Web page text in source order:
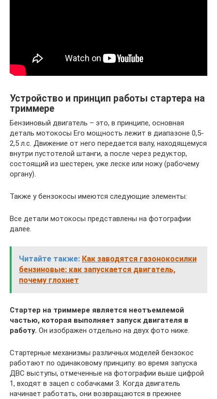
Устройство и принцип работы стартера на
триммере
Бензиновый двигатель – это, в принципе, основная
деталь мотокосы Его мощность лежит в диапазоне 0,5-
2,5 л.с. Движение от него передается валу, находящемуся
внутри пустотелой штанги, а после через редуктор,
состоящий из шестерен, уже леске или ножу (рабочему
органу).
Также у бензокосы имеются следующие элементы:
Все детали мотокосы представлены на фотографии
далее.
Читайте также: Как заводятся газонокосилки
бензиновые: как запускается двигатель,
почему глохнет
Стартер на триммере является неотъемлемой
частью, которая выполняет запуск двигателя в
работу. Он изображен отдельно на двух фото ниже.
Стартерные механизмы различных моделей бензокос
работают по одинаковому принципу: во время запуска
ДВС выступы, отмеченные на фотографии выше цифрой
1, входят в зацеп с собачками 3. Когда двигатель
начинает работать, они возвращаются в прежнее